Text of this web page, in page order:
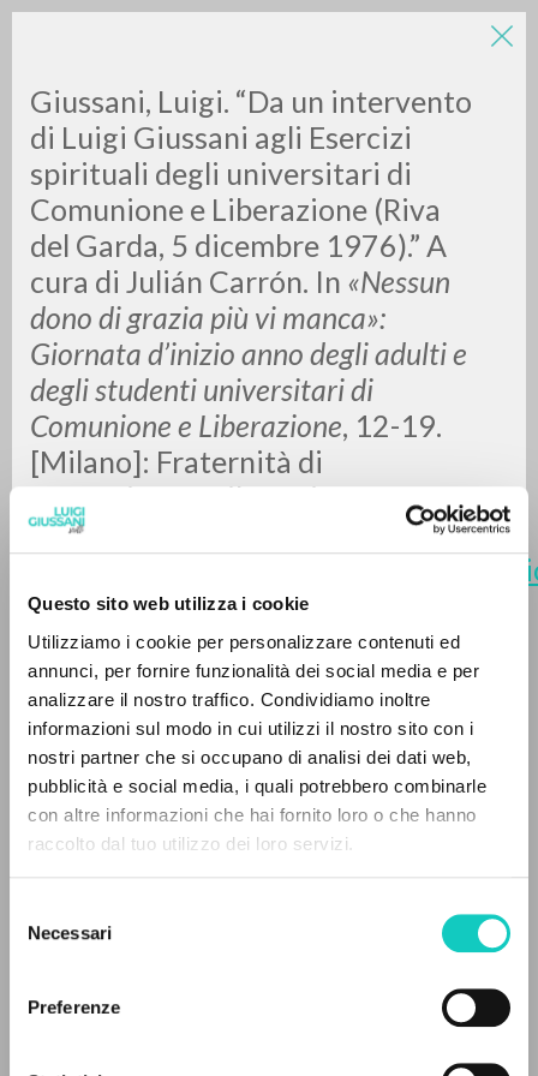
Questo sito web utilizza i cookie
Utilizziamo i cookie per personalizzare contenuti ed
annunci, per fornire funzionalità dei social media e per
analizzare il nostro traffico. Condividiamo inoltre
informazioni sul modo in cui utilizzi il nostro sito con i
nostri partner che si occupano di analisi dei dati web,
pubblicità e social media, i quali potrebbero combinarle
con altre informazioni che hai fornito loro o che hanno
raccolto dal tuo utilizzo dei loro servizi.
delNecessari
Preferenze
Giussani, Luigi. “Da un intervento
di Luigi Giussani agli Esercizi
spirituali degli universitari di
Comunione e Liberazione (Riva
del Garda, 5 dicembre 1976).” A
cura di Julián Carrón. In «Nessun
dono di grazia più vi manca»:
Giornata d’inizio anno degli adulti e
degli studenti universitari di
Comunione e Liberazione, 12-19.
[Milano]: Fraternità di
Comunione e Liberazione, 2021.
Pdf.
https://www.clonline.org/it/
10-01-nessun-dono-di-grazia-
piu-vi-manca-2021. [Edizione in
lingua giapponese].
0DOCUMENTI TROVATI
RISULTATI SUCCESSIVI
IL PROGETTO
Il portale raccoglie e rende accessibili gli scritti
di Luigi Giussani: quasi 5000 voci bibliografiche,
testi integrali in 5 lingue e percorsi tematici
dedicati.